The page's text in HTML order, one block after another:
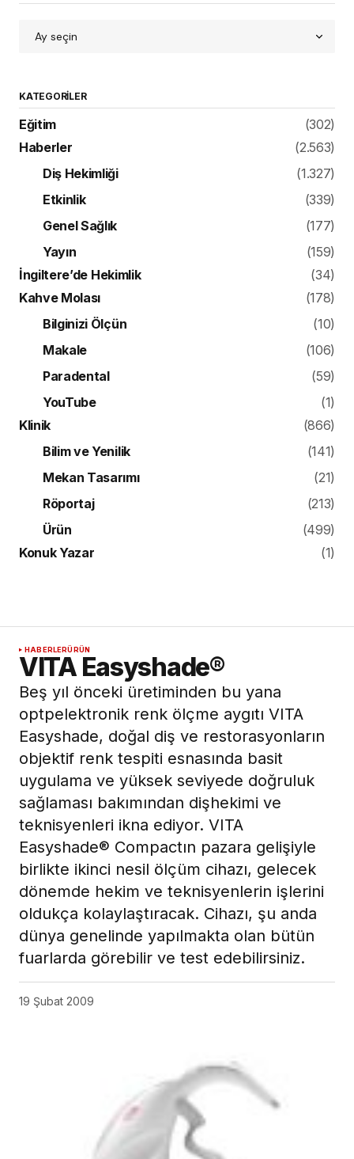
KATEGORILER
Eğitim
(302)
Haberler
(2.563)
Diş Hekimliği
(1.327)
Etkinlik
(339)
Genel Sağlık
(177)
Yayın
(159)
İngiltere’de Hekimlik
(34)
Kahve Molası
(178)
Bilginizi Ölçün
(10)
Makale
(106)
Paradental
(59)
YouTube
(1)
Klinik
(866)
Bilim ve Yenilik
(141)
Mekan Tasarımı
(21)
Röportaj
(213)
Ürün
(499)
Konuk Yazar
(1)
HABERLERÜRÜN
VITA Easyshade®
Beş yıl önceki üretiminden bu yana
optpelektronik renk ölçme aygıtı VITA
Easyshade, doğal diş ve restorasyonların
objektif renk tespiti esnasında basit
uygulama ve yüksek seviyede doğruluk
sağlaması bakımından dişhekimi ve
teknisyenleri ikna ediyor. VITA
Easyshade® Compactın pazara gelişiyle
birlikte ikinci nesil ölçüm cihazı, gelecek
dönemde hekim ve teknisyenlerin işlerini
oldukça kolaylaştıracak. Cihazı, şu anda
dünya genelinde yapılmakta olan bütün
fuarlarda görebilir ve test edebilirsiniz.
19 Şubat 2009